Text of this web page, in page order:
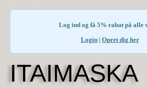
Log ind og få 5% rabat på alle
Login| Opret dig her
ITAIMASKA